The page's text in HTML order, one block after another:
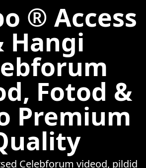
® Access
Hangi
Fotod &
Premium
Celebforum videod, pildid